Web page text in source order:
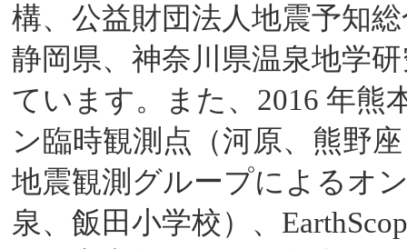
構、公益財団法人地震予知
静岡県、神奈川県温泉地学
ています。また、2016 年熊
ン臨時観測点（河原、熊野
地震観測グループによるオ
泉、飯田小学校）、